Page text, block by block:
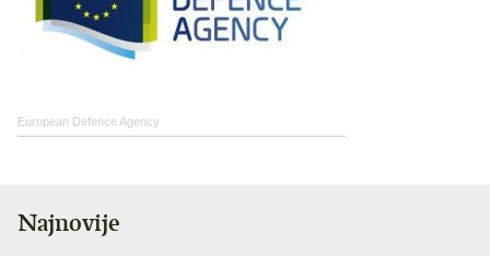
European Defence Agency
Najnovije